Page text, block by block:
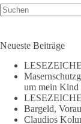
Neueste Beiträge
um mein Kind
Bargeld,
Claudios